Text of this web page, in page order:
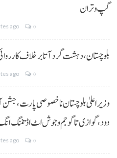
گپ و تران
ago 0
بلوچستان، دہشت گرد آتا برخلاف کارروائی، 15خوارج خلنگار،آئی ایس
ago 0
وزیر اعلیٰ بلوچستان نا خصوصی
دود، گوازی تا گو جم و جوش اٹ اڈ تننگ
ago 0